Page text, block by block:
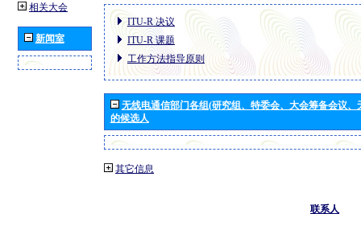
相关大会
新闻室
ITU-R 决议
ITU-R 课题
工作方法指导原则
无线电通信部门各组(研究组、特委会、大会筹备会议
的候选人
其它信息
联系人